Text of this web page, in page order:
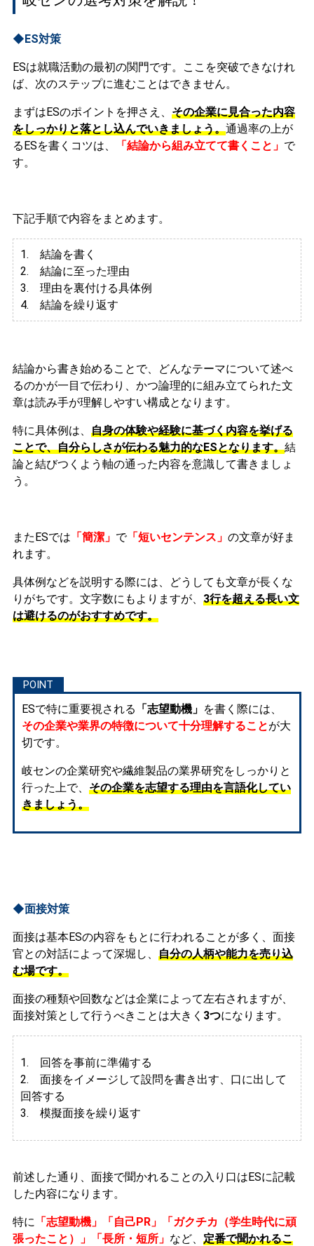
◆ES対策
ESは就職活動の最初の関門です。ここを突破できなけれ
ば、次のステップに進むことはできません。
まずはESのポイントを押さえ、 その企業に見合った内容
をしっかりと落とし込んでいきましょう。通過率の上が
るESを書くコツは、
「結論から組み立てて書くこと」 で
す。
下記手順で内容をまとめます。
1. 結論を書く
2. 結論に至った理由
3. 理由を裏付ける具体例
4. 結論を繰り返す
結論から書き始めることで、どんなテーマについて述べ
るのかが一目で伝わり、かつ論理的に組み立てられた文
章は読み手が理解しやすい構成となります。
特に具体例は、 自身の体験や経験に基づく内容を挙げる
ことで、自分らしさが伝わる魅力的なESとなります。結
論と結びつくよう軸の通った内容を意識して書きましょ
う。
またESでは 「簡潔」 で「短いセンテンス」 の文章が好ま
れます。
具体例などを説明する際には、どうしても文章が長くな
りがちです。文字数にもよりますが、 3行を超える長い文
は避けるのがおすすめです。
ESで特に重要視される 「志望動機」 を書く際には、
その企業や業界の特徴について十分理解することが大
切です。
岐センの企業研究や繊維製品の業界研究をしっかりと
行った上で、 その企業を志望する理由を言語化してい
きましょう。
◆面接対策
面接は基本ESの内容をもとに行われることが多く、面接
官との対話によって深堀し、 自分の人柄や能力を売り込
む場です。
面接の種類や回数などは企業によって左右されますが、
面接対策として行うべきことは大きく 3つになります。
1. 回答を事前に準備する
2. 面接をイメージして設問を書き出す、口に出して
回答する
3. 模擬面接を繰り返す
前述した通り、面接で聞かれることの入り口はESに記載
した内容になります。
特に 「志望動機」「自己PR」「ガクチカ（学生時代に頑
張ったこと）」「長所・短所」 など、 定番で聞かれるこ